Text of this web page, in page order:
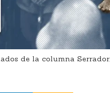
de la columna